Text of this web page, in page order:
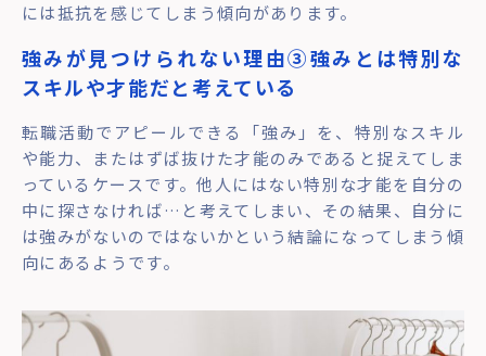
には抵抗を感じてしまう傾向があります。
強みが見つけられない理由③強みとは特別な
スキルや才能だと考えている
転職活動でアピールできる「強み」を、特別なスキル
や能力、またはずば抜けた才能のみであると捉えてしま
っているケースです。他人にはない特別な才能を自分の
中に探さなければ…と考えてしまい、その結果、自分に
は強みがないのではないかという結論になってしまう傾
向にあるようです。